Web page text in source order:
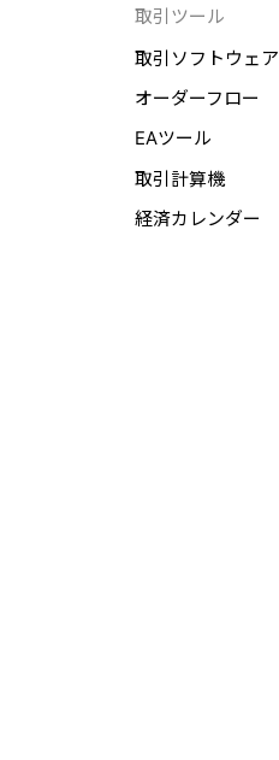
取引ツール
取引ソフトウェア
オーダーフロー
EAツール
取引計算機
経済カレンダー